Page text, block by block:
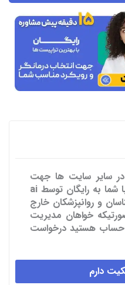
در سایر سایت ها جهت
تسهیل ارتباط مراجعان شما با شما به رایگان توسط ai
و روانپزشکان خارج
خواهان مدیریت
حساب هستید درخواست
دارم